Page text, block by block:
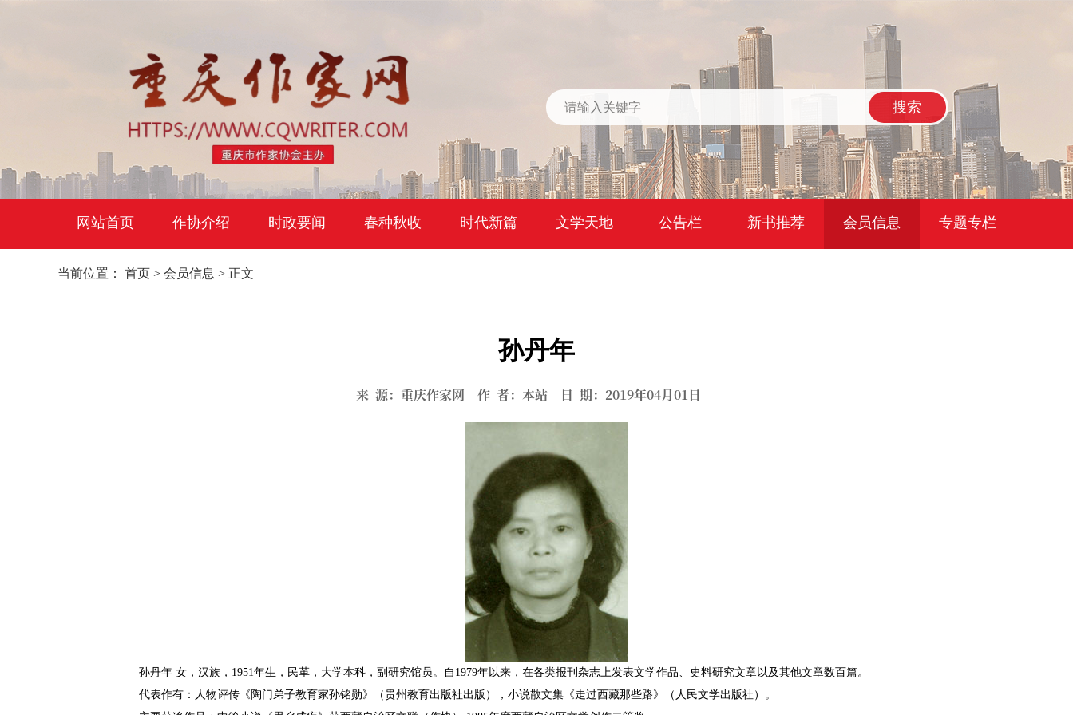
搜索
网站首页 作协介绍 时政要闻 春种秋收 时代新篇 文学天地 公告栏 新书推荐 会员信息 专题专栏
当前位置： 首页 > 会员信息 > 正文
孙丹年
来 源：重庆作家网 作 者：本站 日 期：2019年04月01日
孙丹年 女，汉族，1951年生，民革，大学本科，副研究馆员。自1979年以来，在各类报刊杂志上发表文学作品、史料研究文章以及其他文章数百篇。
代表作有：人物评传《陶门弟子教育家孙铭勋》（贵州教育出版社出版），小说散文集《走过西藏那些路》（人民文学出版社）。